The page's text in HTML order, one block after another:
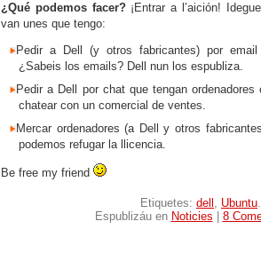
¿Qué podemos facer?¡Entrar a l’aición!
van unes que tengo:
Pedir a Dell (y otros fabricantes) por email
¿Sabeis los emails? Dell nun los espubliza.
Pedir a Dell por chat que tengan
chatear con un comercial de ventes.
Mercar ordenadores (a Dell y otros
podemos refugar la llicencia.
Be free my friend
Etiquetes: dell , Ubuntu.
Espublizáu en Noticies 8